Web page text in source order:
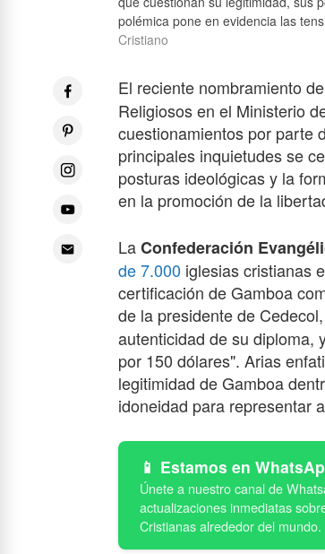
polémica pone en evidencia las
Cristiano
El reciente nombramiento de
Religiosos en el Ministerio
cuestionamientos por parte
principales inquietudes se
posturas ideológicas y la
en la promoción de la
LaConfederación
de 7.000 iglesias cristianas
certificación de Gamboa
de la presidente de
autenticidad de su diploma,
por 150 dólares". Arias
legitimidad de Gamboa
idoneidad para representar
Estamos en